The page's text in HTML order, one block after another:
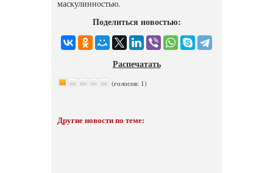
маскулинностью.
Поделиться новостью:
Распечатать
(голосов: 1)
Другие новости по теме: